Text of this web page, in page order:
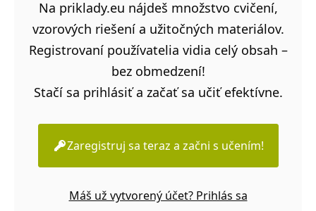
Na priklady.eu nájdeš množstvo cvičení,
vzorových riešení a užitočných materiálov.
Registrovaní používatelia vidia celý obsah –
bez obmedzení!
Stačí sa prihlásiť a začať sa učiť efektívne.
Zaregistruj sa teraz a začni s učením!
Máš už vytvorený účet? Prihlás sa